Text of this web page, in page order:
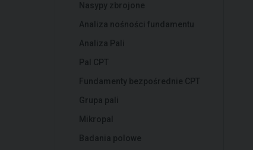
Nasypy zbrojone
Analiza nośności fundamentu
Analiza Pali
Pal CPT
Fundamenty bezpośrednie CPT
Grupa pali
Mikropal
Badania polowe